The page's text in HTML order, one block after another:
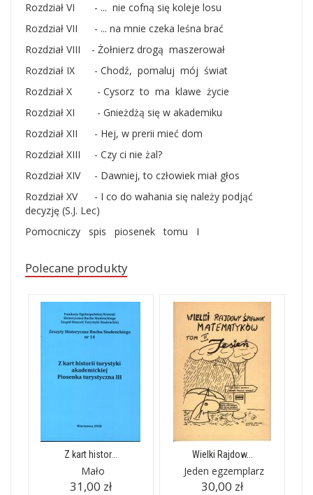
Rozdział VI - ... nie cofną się koleje losu
Rozdział VII - ... na mnie czeka leśna brać
Rozdział VIII - Żołnierz drogą maszerował
Rozdział IX - Chodź, pomaluj mój świat
Rozdział X - Cysorz to ma klawe życie
Rozdział XI - Gnieżdżą się w akademiku
Rozdział XII - Hej, w prerii mieć dom
Rozdział XIII - Czy ci nie żal?
Rozdział XIV - Dawniej, to człowiek miał głos
Rozdział XV - I co do wahania się należy podjąć
decyzję (S.J. Lec)
Pomocniczy spis piosenek tomu I
Polecane produkty
Z kart histor...
Mało
31,00 zł
Wielki Rajdow...
Jeden egzemplarz
30,00 zł